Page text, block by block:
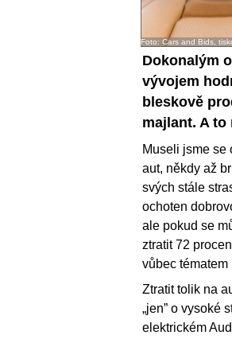
Foto: Cars and Bids,
Dokonalým
vývojem
bleskově
majlant. A
Museli jsme se
aut, někdy až
svých stále
ochoten
ale pokud se
ztratit 72
vůbec tématem
Ztratit tolik na
„jen” o vysoké
elektrickém